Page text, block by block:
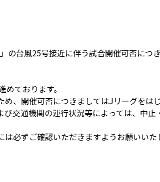
の台風25号接近に伴う試合開催可否につ
ております。
、開催可否につきましてはJリーグをは
交通機関の運行状況等によっては、中止
必ずご確認いただきますようお願いいた